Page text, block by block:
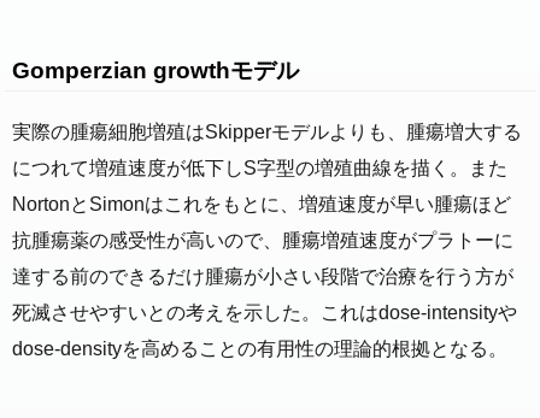
Gomperzian growthモデル
実際の腫瘍細胞増殖はSkipperモデルよりも、腫瘍増大する
につれて増殖速度が低下しS字型の増殖曲線を描く。また
NortonとSimonはこれをもとに、増殖速度が早い腫瘍ほど
抗腫瘍薬の感受性が高いので、腫瘍増殖速度がプラトーに
達する前のできるだけ腫瘍が小さい段階で治療を行う方が
死滅させやすいとの考えを示した。これはdose-intensityや
dose-densityを高めることの有用性の理論的根拠となる。